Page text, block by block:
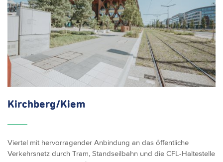
Kirchberg/Kiem
Viertel mit hervorragender Anbindung an das öffentliche
Verkehrsnetz durch Tram, Standseilbahn und die CFL-Haltestelle